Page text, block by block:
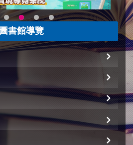
圖書館導覽